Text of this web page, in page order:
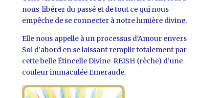
nous libérer du passé et de tout ce qui nous
empêche de se connecter à notre lumière divine.
Elle nous appelle à un processus d’Amour envers
Soi d’abord en se laissant remplir totalement par
cette belle Étincelle Divine REISH (rèche) d’une
couleur immaculée Emeraude.